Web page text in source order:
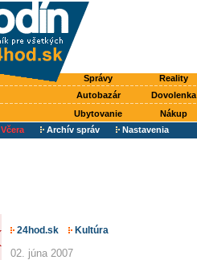
Správy Reality
Autobazár Dovolenka
Ubytovanie Nákup
Včera Archív správ Nastavenia
24hod.sk Kultúra
02. júna 2007